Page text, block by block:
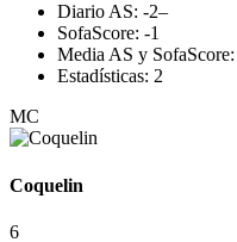
Diario AS: -2–
SofaScore: -1
Media AS y SofaScore:
Estadísticas: 2
MC
Coquelin
6